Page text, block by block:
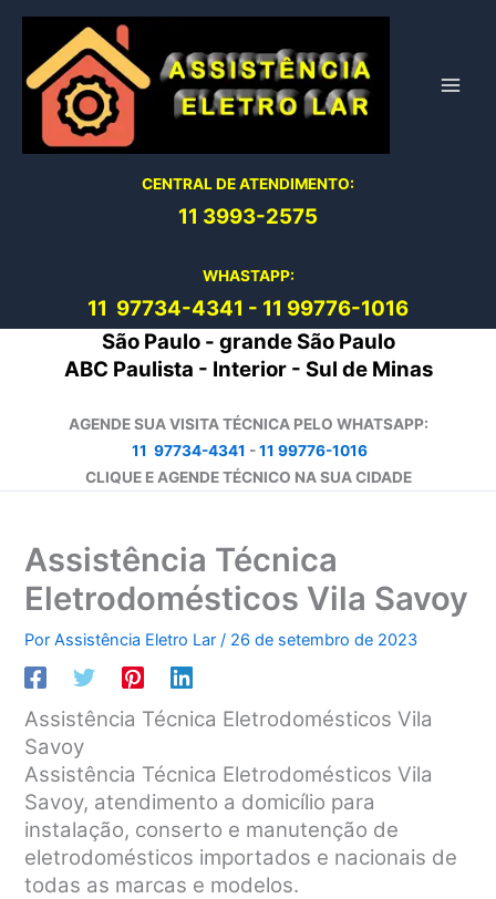
conteúdo
CENTRAL DE ATENDIMENTO:
11 3993-2575
WHASTAPP:
11 97734-4341 - 11 99776-1016
São Paulo - grande São Paulo
ABC Paulista - Interior - Sul de Minas
AGENDE SUA VISITA TÉCNICA PELO WHATSAPP:
11 97734-4341 -11 99776-1016
CLIQUE E AGENDE TÉCNICO NA SUA CIDADE
Assistência Técnica
Eletrodomésticos Vila Savoy
PorAssistência Eletro Lar/ 26 de setembro de 2023
Assistência Técnica Eletrodomésticos Vila
Savoy
Assistência Técnica Eletrodomésticos Vila
Savoy, atendimento a domicílio para
instalação, conserto e manutenção de
eletrodomésticos importados e nacionais de
todas as marcas e modelos.